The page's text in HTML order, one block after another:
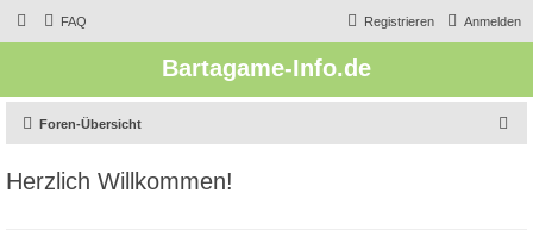
FAQ Anmelden
Registrieren
Bartagame-Info.de
Foren-Übersicht
Herzlich Willkommen!